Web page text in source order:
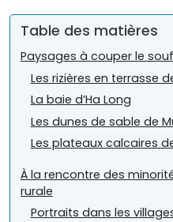
Table des matières
Paysages à couper le
Les rizières en terrasse
La baie d’Ha Long
Les dunes de sable de
Les plateaux calcaires
À la rencontre des
rurale
Portraits dans les